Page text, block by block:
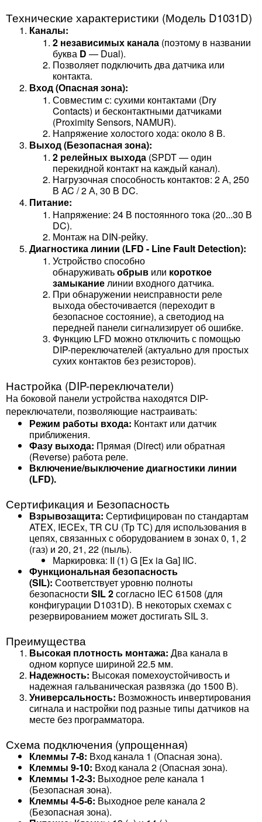
Технические характеристики (Модель D1031D)
Каналы:
2 независимых канала (поэтому в названии
буква D — Dual).
Позволяет подключить два датчика или
контакта.
Вход (Опасная зона):
Совместим с: сухими контактами (Dry
Contacts) и бесконтактными датчиками
(Proximity Sensors, NAMUR).
Напряжение холостого хода: около 8 В.
Выход (Безопасная зона):
2 релейных выхода (SPDT — один
перекидной контакт на каждый канал).
Нагрузочная способность контактов: 2 А, 250
В AC / 2 А, 30 В DC.
Питание:
Напряжение: 24 В постоянного тока (20...30 В
DC).
Монтаж на DIN-рейку.
Диагностика линии (LFD - Line Fault Detection):
Устройство способно
обнаруживатьобрыв или короткое
замыканиелинии входного датчика.
При обнаружении неисправности реле
выхода обесточивается (переходит в
безопасное состояние), а светодиод на
передней панели сигнализирует об ошибке.
Функцию LFD можно отключить с помощью
DIP-переключателей (актуально для простых
сухих контактов без резисторов).
Настройка (DIP-переключатели)
На боковой панели устройства находятся DIP-
переключатели, позволяющие настраивать:
Режим работы входа: Контакт или датчик
приближения.
Фазу выхода: Прямая (Direct) или обратная
(Reverse) работа реле.
Включение/выключение диагностики линии
(LFD).
Сертификация и Безопасность
Взрывозащита: Сертифицирован по стандартам
ATEX, IECEx, TR CU (Тр ТС) для использования в
цепях, связанных с оборудованием в зонах 0, 1, 2
(газ) и 20, 21, 22 (пыль).
Маркировка: II (1) G [Ex ia Ga] IIC.
Функциональная безопасность
(SIL): Соответствует уровню полноты
безопасности SIL 2согласно IEC 61508 (для
конфигурации D1031D). В некоторых схемах с
резервированием может достигать SIL 3.
Преимущества
Высокая плотность монтажа: Два канала в
одном корпусе шириной 22.5 мм.
Надежность: Высокая помехоустойчивость и
надежная гальваническая развязка (до 1500 В).
Универсальность: Возможность инвертирования
сигнала и настройки под разные типы датчиков на
месте без программатора.
Схема подключения (упрощенная)
Клеммы 7-8: Вход канала 1 (Опасная зона).
Клеммы 9-10: Вход канала 2 (Опасная зона).
Клеммы 1-2-3: Выходное реле канала 1
(Безопасная зона).
Клеммы 4-5-6: Выходное реле канала 2
(Безопасная зона).